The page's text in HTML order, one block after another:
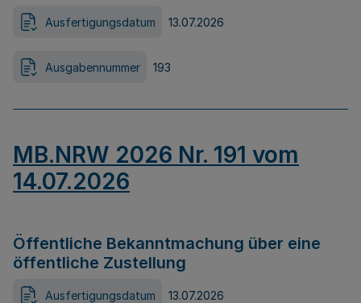
Ausfertigungsdatum 13.07.2026
Ausgabennummer 193
MB.NRW 2026 Nr. 191 vom
14.07.2026
Öffentliche Bekanntmachung über eine
öffentliche Zustellung
Ausfertigungsdatum 13.07.2026